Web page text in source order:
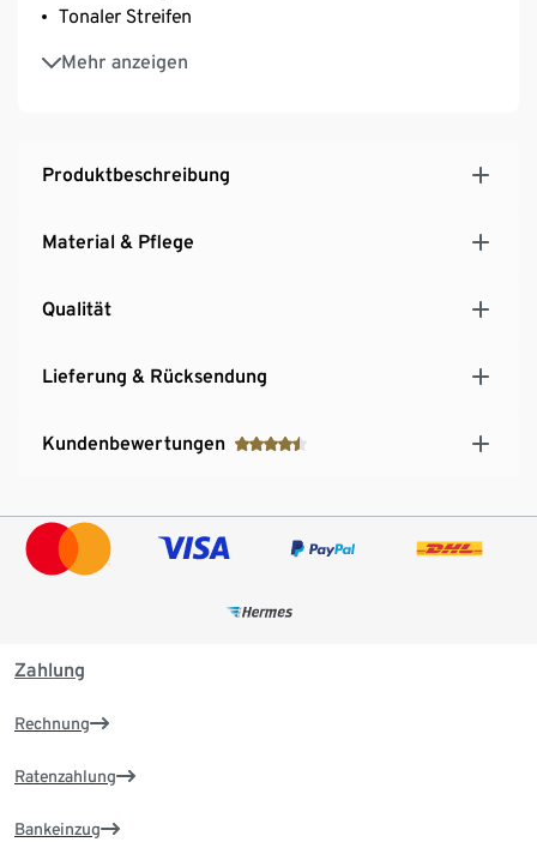
Tonaler Streifen
Mehr anzeigen
Mit Elasthan: formbeständig, perfekter Sitz, hoher
Tragekomfort
Produktbeschreibung
Material & Pflege
Qualität
Lieferung & Rücksendung
Kundenbewertungen
Zahlung
Rechnung
Ratenzahlung
Bankeinzug